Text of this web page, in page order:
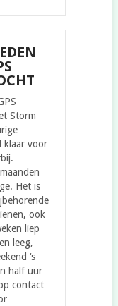
Storm
klaar voor
Het is
ook
liep
leeg,
‘s
half uur
contact